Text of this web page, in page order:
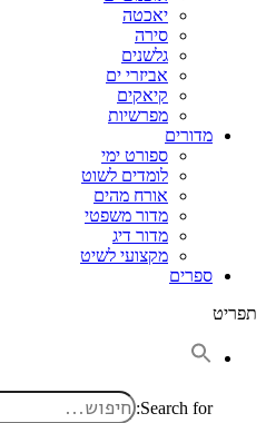
יאכטה
סירה
גלשנים
אביזרי ים
קיאקים
מפרשיות
מדורים
ספורט ימי
לומדים לשוט
אורח מהים
מדור משפטי
מדור דיג
מקצועי לשיט
ספרים
תפריט
Search for: